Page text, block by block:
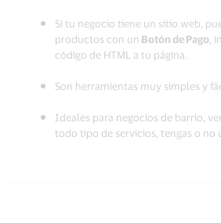
Si tu negocio tiene un sitio web,
productos con un Botón de Pago,
código de HTML a tu página.
Son herramientas muy simples y
Ideales para negocios de barrio,
todo tipo de servicios, tengas o no